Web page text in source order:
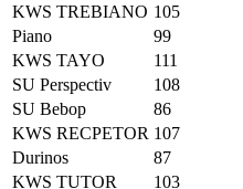
KWS TREBIANO 105
Piano
99
KWS TAYO
111
SU Perspectiv
108
SU Bebop
86
KWS RECPETOR 107
Durinos
87
KWS TUTOR
103